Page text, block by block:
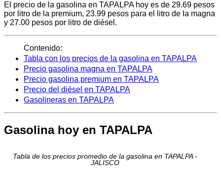
El precio de la gasolina en TAPALPA hoy es de 29.69 pesos
por litro de la premium, 23.99 pesos para el litro de la magna
y 27.00 pesos por litro de diésel.
Contenido:
Tabla con los precios de la gasolina en TAPALPA
Precio gasolina magna en TAPALPA
Precio gasolina premium en TAPALPA
Precio del diésel en TAPALPA
Gasolineras en TAPALPA
Gasolina hoy en TAPALPA
Tabla de los precios promedio de la gasolina en TAPALPA -
JALISCO